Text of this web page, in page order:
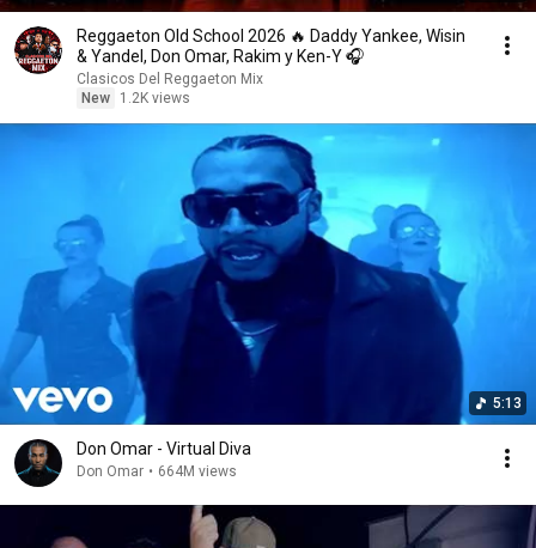
Reggaeton Old School 2026 🔥 Daddy Yankee, Wisin
& Yandel, Don Omar, Rakim y Ken-Y 🎧
Clasicos Del Reggaeton Mix
New
1.2K views
5:13
Don Omar - Virtual Diva
Don Omar • 664M views